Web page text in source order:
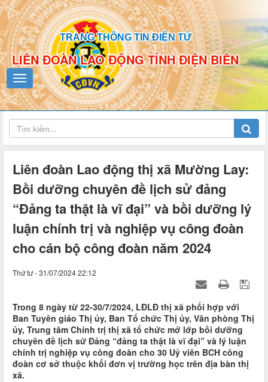
TRANG THÔNG TIN ĐIỆN TỬ
LIÊN ĐOÀN LAO ĐỘNG TỈNH ĐIỆN BIÊN
Liên đoàn Lao động thị xã Mường Lay:
Bồi dưỡng chuyên đề lịch sử đảng
“Đảng ta thật là vĩ đại” và bồi dưỡng lý
luận chính trị và nghiệp vụ công đoàn
cho cán bộ công đoàn năm 2024
Thứ tư - 31/07/2024 22:12
Trong 8 ngày từ 22-30/7/2024, LĐLĐ thị xã phối hợp với
Ban Tuyên giáo Thị ủy, Ban Tổ chức Thị ủy, Văn phòng Thị
ủy, Trung tâm Chính trị thị xã tổ chức mở lớp bồi dưỡng
chuyên đề lịch sử Đảng “đảng ta thật là vĩ đại” và lý luận
chính trị nghiệp vụ công đoàn cho 30 Uỷ viên BCH công
đoàn cơ sở thuộc khối đơn vị trường học trên địa bàn thị
xã.